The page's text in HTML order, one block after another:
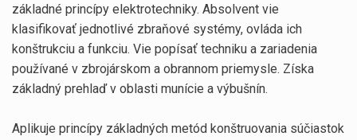
základné princípy elektrotechniky. Absolvent vie
klasifikovať jednotlivé zbraňové systémy, ovláda ich
konštrukciu a funkciu. Vie popísať techniku a zariadenia
používané v zbrojárskom a obrannom priemysle. Získa
základný prehlaď v oblasti munície a výbušnín.
Aplikuje princípy základných metód konštruovania súčiastok